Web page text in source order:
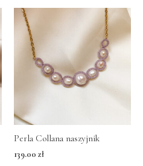
Perla Collana naszyjnik
139.00 zł